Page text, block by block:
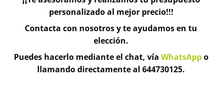
personalizado al mejor precio!!!
Contacta con nosotros y te ayudamos en tu
elección.
Puedes hacerlo mediante el chat, vía WhatsAppo
llamando directamente al 644730125.